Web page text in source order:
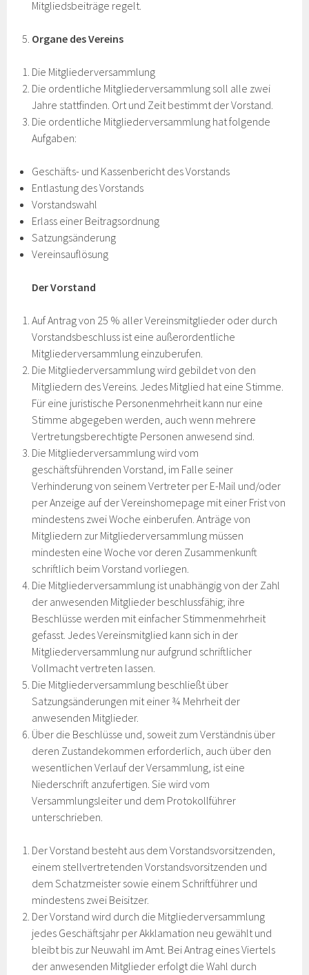
Mitgliedsbeiträge regelt.
Organe des Vereins
Die Mitgliederversammlung
Die ordentliche Mitgliederversammlung soll alle zwei
Jahre stattfinden. Ort und Zeit bestimmt der Vorstand.
Die ordentliche Mitgliederversammlung hat folgende
Aufgaben:
Geschäfts- und Kassenbericht des Vorstands
Entlastung des Vorstands
Vorstandswahl
Erlass einer Beitragsordnung
Satzungsänderung
Vereinsauflösung
Der Vorstand
Auf Antrag von 25 % aller Vereinsmitglieder oder durch
Vorstandsbeschluss ist eine außerordentliche
Mitgliederversammlung einzuberufen.
Die Mitgliederversammlung wird gebildet von den
Mitgliedern des Vereins. Jedes Mitglied hat eine Stimme.
Für eine juristische Personenmehrheit kann nur eine
Stimme abgegeben werden, auch wenn mehrere
Vertretungsberechtigte Personen anwesend sind.
Die Mitgliederversammlung wird vom
geschäftsführenden Vorstand, im Falle seiner
Verhinderung von seinem Vertreter per E-Mail und/oder
per Anzeige auf der Vereinshomepage mit einer Frist von
mindestens zwei Woche einberufen. Anträge von
Mitgliedern zur Mitgliederversammlung müssen
mindesten eine Woche vor deren Zusammenkunft
schriftlich beim Vorstand vorliegen.
Die Mitgliederversammlung ist unabhängig von der Zahl
der anwesenden Mitglieder beschlussfähig; ihre
Beschlüsse werden mit einfacher Stimmenmehrheit
gefasst. Jedes Vereinsmitglied kann sich in der
Mitgliederversammlung nur aufgrund schriftlicher
Vollmacht vertreten lassen.
Die Mitgliederversammlung beschließt über
Satzungsänderungen mit einer ¾ Mehrheit der
anwesenden Mitglieder.
Über die Beschlüsse und, soweit zum Verständnis über
deren Zustandekommen erforderlich, auch über den
wesentlichen Verlauf der Versammlung, ist eine
Niederschrift anzufertigen. Sie wird vom
Versammlungsleiter und dem Protokollführer
unterschrieben.
Der Vorstand besteht aus dem Vorstandsvorsitzenden,
einem stellvertretenden Vorstandsvorsitzenden und
dem Schatzmeister sowie einem Schriftführer und
mindestens zwei Beisitzer.
Der Vorstand wird durch die Mitgliederversammlung
jedes Geschäftsjahr per Akklamation neu gewählt und
bleibt bis zur Neuwahl im Amt. Bei Antrag eines Viertels
der anwesenden Mitglieder erfolgt die Wahl durch